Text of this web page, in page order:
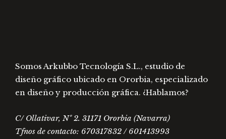
Somos Arkubbo Tecnología S.L., estudio de
diseño gráfico ubicado en Ororbia, especializado
en diseño y producción gráfica. ¿Hablamos?
C/ Ollativar, Nº 2. 31171 Ororbia (Navarra)
Tfnos de contacto: 670317832 / 601413993